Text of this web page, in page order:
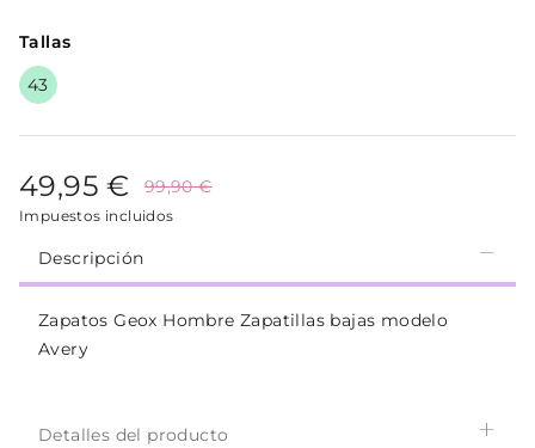
Tallas
43
49,95 € 99,90 €
Impuestos incluidos
Descripción
Zapatos Geox Hombre Zapatillas bajas modelo
Avery
Detalles del producto